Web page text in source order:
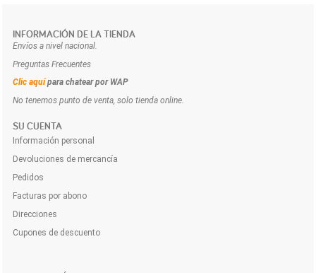
INFORMACIÓN DE LA TIENDA
Envíos a nivel nacional.
Preguntas Frecuentes
Clic aquí para chatear por WAP
No tenemos punto de venta, solo tienda online.
SU CUENTA
Información personal
Devoluciones de mercancía
Pedidos
Facturas por abono
Direcciones
Cupones de descuento